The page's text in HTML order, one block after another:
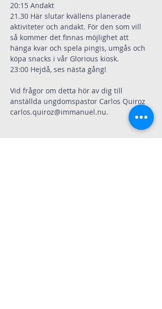
20:15 Andakt
21.30 Här slutar kvällens planerade
aktiviteter och andakt. För den som vill
så kommer det finnas möjlighet att
hänga kvar och spela pingis, umgås och
köpa snacks i vår Glorious kiosk.
23:00 Hejdå, ses nästa gång!
Vid frågor om detta hör av dig till
anställda ungdomspastor Carlos Quiroz
carlos.quiroz@immanuel.nu.